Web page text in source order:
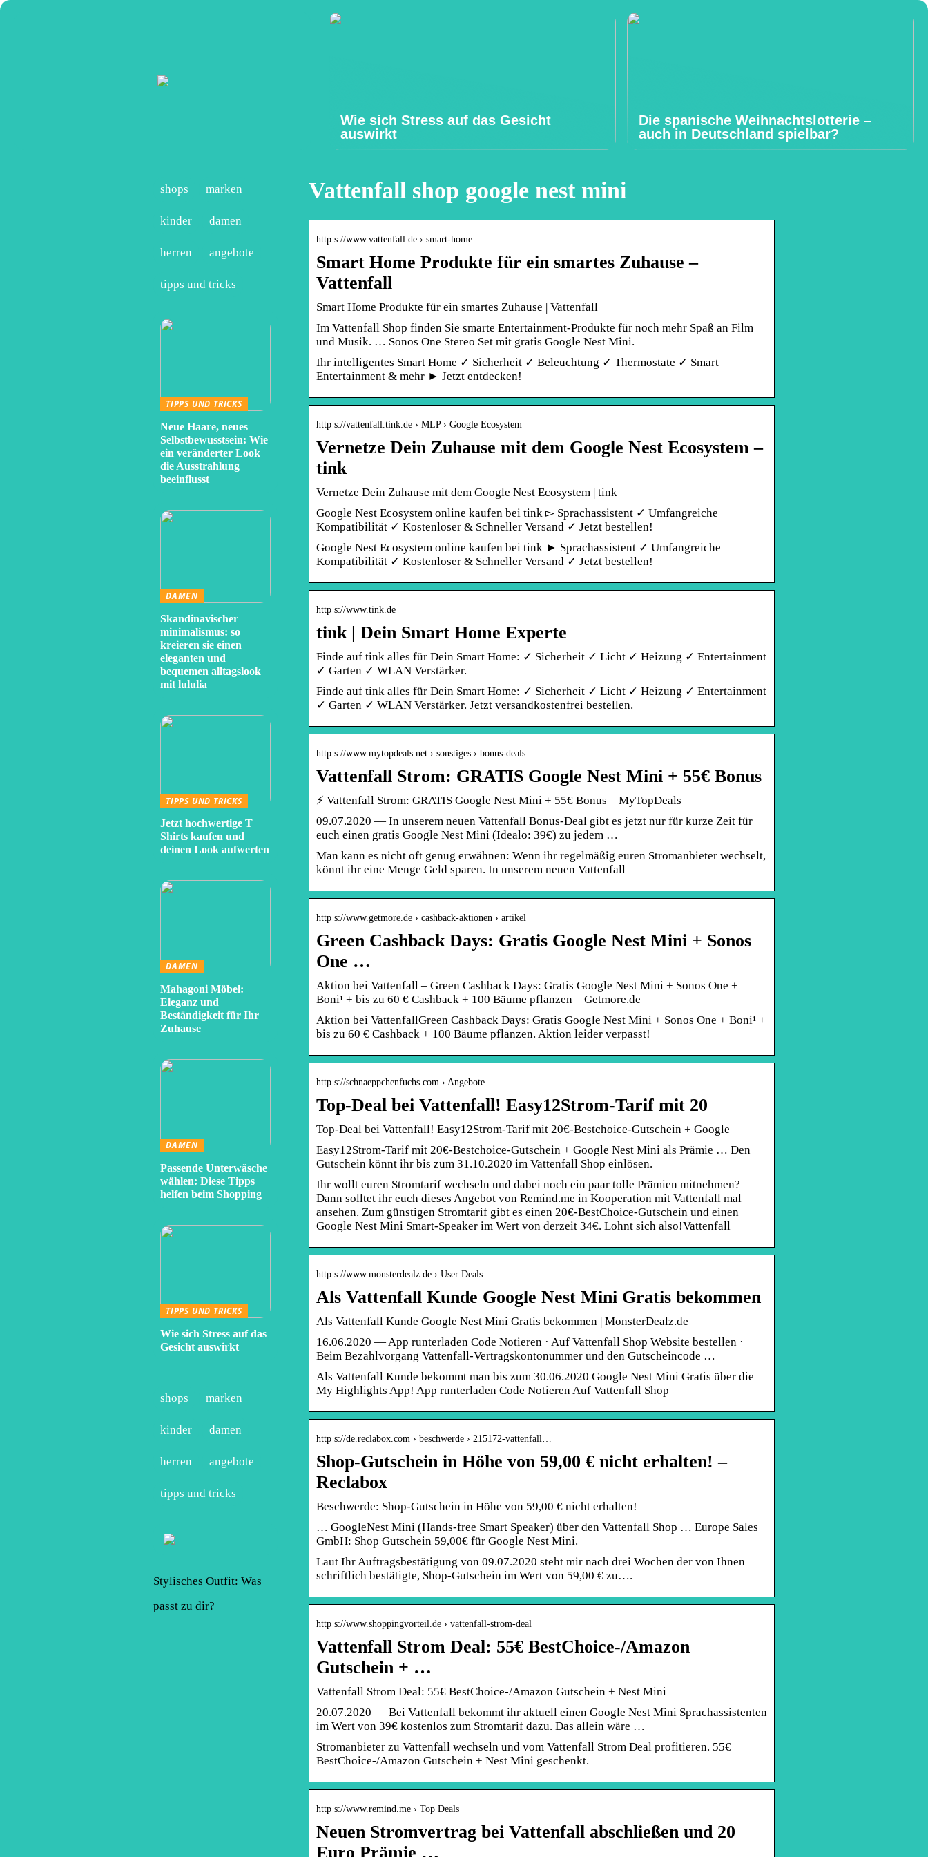
Wie sich Stress auf das Gesicht
auswirkt
Die spanische Weihnachtslotterie –
auch in Deutschland spielbar?
Vattenfall shop google nest mini
http s://www.vattenfall.de › smart-home
Smart Home Produkte für ein smartes Zuhause –
Vattenfall
Smart Home Produkte für ein smartes Zuhause | Vattenfall
Im Vattenfall Shop finden Sie smarte Entertainment-Produkte für noch mehr Spaß an Film
und Musik. … Sonos One Stereo Set mit gratis Google Nest Mini.
Ihr intelligentes Smart Home ✓ Sicherheit ✓ Beleuchtung ✓ Thermostate ✓ Smart
Entertainment & mehr ► Jetzt entdecken!
http s://vattenfall.tink.de › MLP › Google Ecosystem
Vernetze Dein Zuhause mit dem Google Nest Ecosystem –
tink
Vernetze Dein Zuhause mit dem Google Nest Ecosystem | tink
Google Nest Ecosystem online kaufen bei tink ▻ Sprachassistent ✓ Umfangreiche
Kompatibilität ✓ Kostenloser & Schneller Versand ✓ Jetzt bestellen!
Google Nest Ecosystem online kaufen bei tink ► Sprachassistent ✓ Umfangreiche
Kompatibilität ✓ Kostenloser & Schneller Versand ✓ Jetzt bestellen!
http s://www.tink.de
tink | Dein Smart Home Experte
Finde auf tink alles für Dein Smart Home: ✓ Sicherheit ✓ Licht ✓ Heizung ✓ Entertainment
✓ Garten ✓ WLAN Verstärker.
Finde auf tink alles für Dein Smart Home: ✓ Sicherheit ✓ Licht ✓ Heizung ✓ Entertainment
✓ Garten ✓ WLAN Verstärker. Jetzt versandkostenfrei bestellen.
http s://www.mytopdeals.net › sonstiges › bonus-deals
Vattenfall Strom: GRATIS Google Nest Mini + 55€ Bonus
⚡ Vattenfall Strom: GRATIS Google Nest Mini + 55€ Bonus – MyTopDeals
09.07.2020 — In unserem neuen Vattenfall Bonus-Deal gibt es jetzt nur für kurze Zeit für
euch einen gratis Google Nest Mini (Idealo: 39€) zu jedem …
Man kann es nicht oft genug erwähnen: Wenn ihr regelmäßig euren Stromanbieter wechselt,
könnt ihr eine Menge Geld sparen. In unserem neuen Vattenfall
http s://www.getmore.de › cashback-aktionen › artikel
Green Cashback Days: Gratis Google Nest Mini + Sonos
One …
Aktion bei Vattenfall – Green Cashback Days: Gratis Google Nest Mini + Sonos One +
Boni¹ + bis zu 60 € Cashback + 100 Bäume pflanzen – Getmore.de
Aktion bei VattenfallGreen Cashback Days: Gratis Google Nest Mini + Sonos One + Boni¹ +
bis zu 60 € Cashback + 100 Bäume pflanzen. Aktion leider verpasst!
http s://schnaeppchenfuchs.com › Angebote
Top-Deal bei Vattenfall! Easy12Strom-Tarif mit 20
Top-Deal bei Vattenfall! Easy12Strom-Tarif mit 20€-Bestchoice-Gutschein + Google
Easy12Strom-Tarif mit 20€-Bestchoice-Gutschein + Google Nest Mini als Prämie … Den
Gutschein könnt ihr bis zum 31.10.2020 im Vattenfall Shop einlösen.
Ihr wollt euren Stromtarif wechseln und dabei noch ein paar tolle Prämien mitnehmen?
Dann solltet ihr euch dieses Angebot von Remind.me in Kooperation mit Vattenfall mal
ansehen. Zum günstigen Stromtarif gibt es einen 20€-BestChoice-Gutschein und einen
Google Nest Mini Smart-Speaker im Wert von derzeit 34€. Lohnt sich also!Vattenfall
http s://www.monsterdealz.de › User Deals
Als Vattenfall Kunde Google Nest Mini Gratis bekommen
Als Vattenfall Kunde Google Nest Mini Gratis bekommen | MonsterDealz.de
16.06.2020 — App runterladen Code Notieren · Auf Vattenfall Shop Website bestellen ·
Beim Bezahlvorgang Vattenfall-Vertragskontonummer und den Gutscheincode …
Als Vattenfall Kunde bekommt man bis zum 30.06.2020 Google Nest Mini Gratis über die
My Highlights App! App runterladen Code Notieren Auf Vattenfall Shop
http s://de.reclabox.com › beschwerde › 215172-vattenfall…
Shop-Gutschein in Höhe von 59,00 € nicht erhalten! –
Reclabox
Beschwerde: Shop-Gutschein in Höhe von 59,00 € nicht erhalten!
… GoogleNest Mini (Hands-free Smart Speaker) über den Vattenfall Shop … Europe Sales
GmbH: Shop Gutschein 59,00€ für Google Nest Mini.
Laut Ihr Auftragsbestätigung von 09.07.2020 steht mir nach drei Wochen der von Ihnen
schriftlich bestätigte, Shop-Gutschein im Wert von 59,00 € zu….
http s://www.shoppingvorteil.de › vattenfall-strom-deal
Vattenfall Strom Deal: 55€ BestChoice-/Amazon
Gutschein + …
Vattenfall Strom Deal: 55€ BestChoice-/Amazon Gutschein + Nest Mini
20.07.2020 — Bei Vattenfall bekommt ihr aktuell einen Google Nest Mini Sprachassistenten
im Wert von 39€ kostenlos zum Stromtarif dazu. Das allein wäre …
Stromanbieter zu Vattenfall wechseln und vom Vattenfall Strom Deal profitieren. 55€
BestChoice-/Amazon Gutschein + Nest Mini geschenkt.
http s://www.remind.me › Top Deals
Neuen Stromvertrag bei Vattenfall abschließen und 20
Euro Prämie …
shops marken
kinder damen
herren angebote
tipps und tricks
TIPPS UND TRICKS
Neue Haare, neues
Selbstbewusstsein: Wie
ein veränderter Look
die Ausstrahlung
beeinflusst
DAMEN
Skandinavischer
minimalismus: so
kreieren sie einen
eleganten und
bequemen alltagslook
mit lululia
TIPPS UND TRICKS
Jetzt hochwertige T
Shirts kaufen und
deinen Look aufwerten
DAMEN
Mahagoni Möbel:
Eleganz und
Beständigkeit für Ihr
Zuhause
DAMEN
Passende Unterwäsche
wählen: Diese Tipps
helfen beim Shopping
TIPPS UND TRICKS
Wie sich Stress auf das
Gesicht auswirkt
shops marken
kinder damen
herren angebote
tipps und tricks
Stylisches Outfit: Was
passt zu dir?